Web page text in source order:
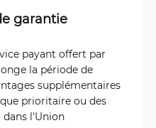
garantie
payant offert par
la période de
supplémentaires
prioritaire ou des
l'Union